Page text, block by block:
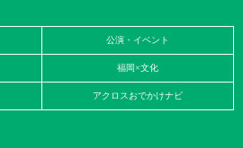
公演・イベント
福岡×文化
アクロスおでかけナビ